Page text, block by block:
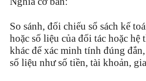
So sánh, đối chiếu sổ sách kế
hoặc số liệu của đối tác hoặc hệ
khác để xác minh tính đúng
số liệu như số tiền, tài khoản,